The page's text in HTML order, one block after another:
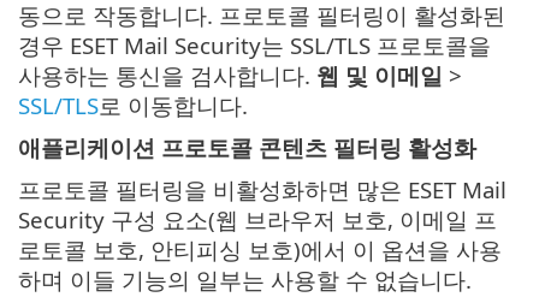
동으로 작동합니다. 프로토콜 필터링이 활성화된
경우 ESET Mail Security는 SSL/TLS 프로토콜을
사용하는 통신을 검사합니다. 웹 및 이메일 >
SSL/TLS로 이동합니다.
애플리케이션 프로토콜 콘텐츠 필터링 활성화
프로토콜 필터링을 비활성화하면 많은 ESET Mail
Security 구성 요소(웹 브라우저 보호, 이메일 프
로토콜 보호, 안티피싱 보호)에서 이 옵션을 사용
하며 이들 기능의 일부는 사용할 수 없습니다.